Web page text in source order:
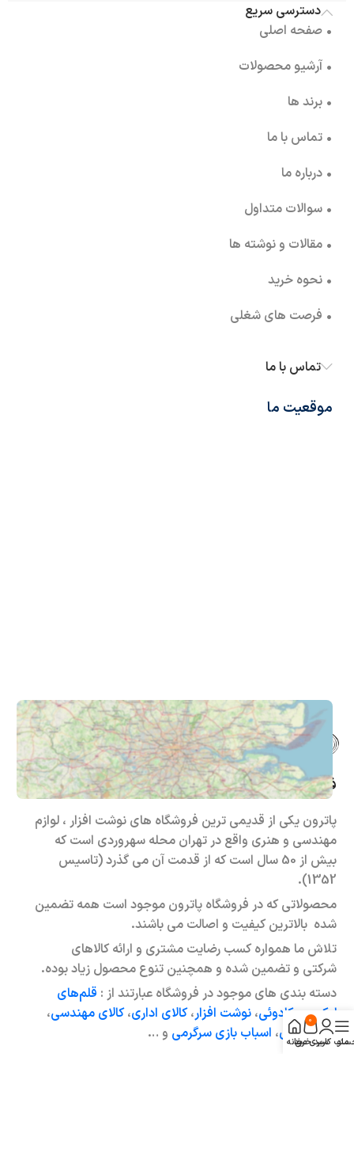
دسترسی سریع
• صفحه اصلی
• آرشیو محصولات
• برند ها
• تماس با ما
• درباره ما
• سوالات متداول
• مقالات و نوشته ها
• نحوه خرید
• فرصت های شغلی
تماس با ما
موقعیت ما
فروشگاه حضوری – اینترنتی پاترون
پاترون یکی از قدیمی ترین فروشگاه های نوشت افزار ، لوازم
مهندسی و هنری واقع در تهران محله سهروردی است که
بیش از 50 سال است که از قدمت آن می گذرد (تاسیس
1352).
محصولاتی که در فروشگاه پاترون موجود است همه تضمین
شده بالاترین کیفیت و اصالت می باشند.
تلاش ما همواره کسب رضایت مشتری و ارائه کالاهای
شرکتی و تضمین شده و همچنین تنوع محصول زیاد بوده.
دسته بندی های موجود در فروشگاه عبارتند از : قلم‌های
لوکس و کادوئی، نوشت افزار،کالای اداری،کالای مهندسی،
کالای هنری، اسباب بازی سرگرمی و … منوکاربری من
0
سبد خریدخانه